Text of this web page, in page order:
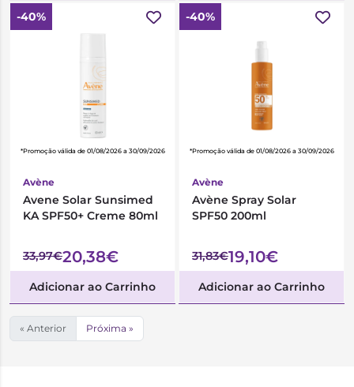
-40%
*Promoção válida de 01/08/2026 a 30/09/2026
Avène
Avene Solar Sunsimed
KA SPF50+ Creme 80ml
33,97€20,38€
Adicionar ao Carrinho
-40%
*Promoção válida de 01/08/2026 a 30/09/2026
Avène
Avène Spray Solar
SPF50 200ml
31,83€19,10€
Adicionar ao Carrinho
« Anterior Próxima »